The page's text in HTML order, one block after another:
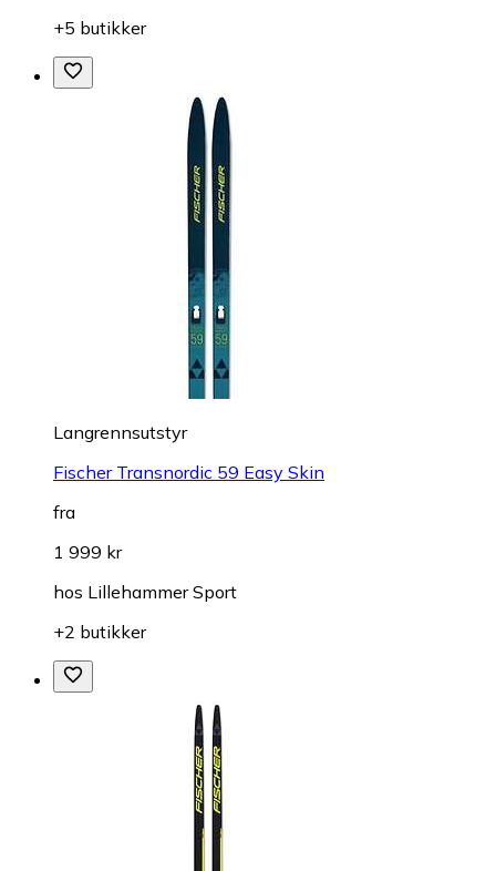
+5 butikker
Langrennsutstyr
Fischer Transnordic 59 Easy Skin
fra
1 999 kr
hos Lillehammer Sport
+2 butikker